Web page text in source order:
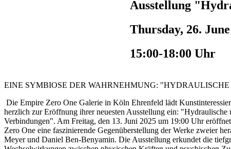
Ausstellung
Thursday, 26.
15:00-18:00 Uhr
EINE SYMBIOSE DER WAHRNEHMUNG:
Die Empire Zero One Galerie in Köln Ehrenfeld lädt
herzlich zur Eröffnung ihrer neuesten Ausstellung ein: "Hydraulische
Verbindungen". Am Freitag, den 13. Juni 2025 um 19:00 Uhr
Zero One eine faszinierende Gegenüberstellung der Werke zweier
Meyer und Daniel Ben-Benyamin. Die Ausstellung erkundet die